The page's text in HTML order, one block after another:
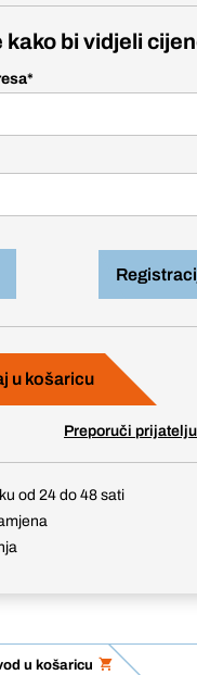
kako bi vidjeli
*
u košaricu
Preporuči prijatelju
od 24 do 48 sati
u košaricu